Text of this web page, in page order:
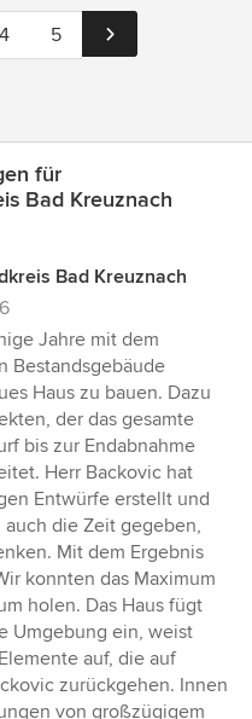
4 5
für
Bad Kreuznach
Bad Kreuznach
Jahre mit dem
Bestandsgebäude
Haus zu bauen. Dazu
der das gesamte
bis zur Endabnahme
Herr Backovic hat
Entwürfe erstellt und
die Zeit gegeben,
Mit dem Ergebnis
konnten das Maximum
holen. Das Haus fügt
Umgebung ein, weist
auf, die auf
zurückgehen. Innen
von großzügigem